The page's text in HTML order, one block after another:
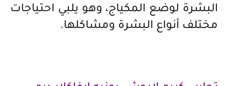
البشرة لوضع المكياج، وهو يلبي احتياجات
مختلف أنواع البشرة ومشاكلها.